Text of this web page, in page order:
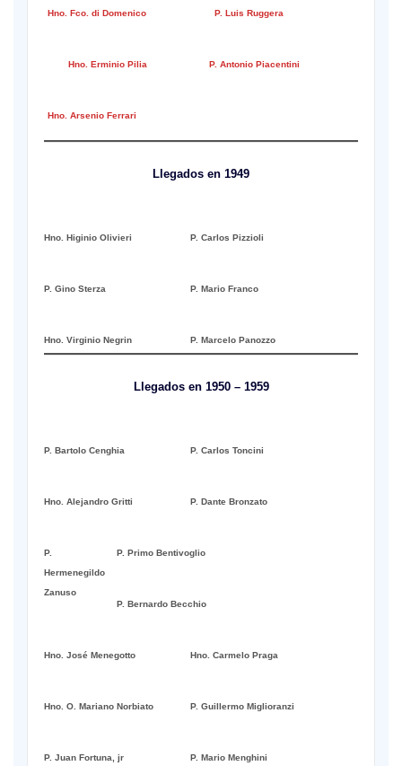
Hno. Fco. di Domenico P. Luis Ruggera
Hno. Erminio Pilia P. Antonio Piacentini
Hno. Arsenio Ferrari
Llegados en 1949
Hno. Higinio Olivieri P. Carlos Pizzioli
P. Gino Sterza P. Mario Franco
Hno. Virginio Negrin P. Marcelo Panozzo
Llegados en 1950 – 1959
P. Bartolo Cenghia P. Carlos Toncini
Hno. Alejandro Gritti P. Dante Bronzato
P.
Hermenegildo
Zanuso
P. Primo Bentivoglio
P. Bernardo Becchio
Hno. José Menegotto Hno. Carmelo Praga
Hno. O. Mariano Norbiato P. Guillermo Miglioranzi
P. Juan Fortuna, jr P. Mario Menghini